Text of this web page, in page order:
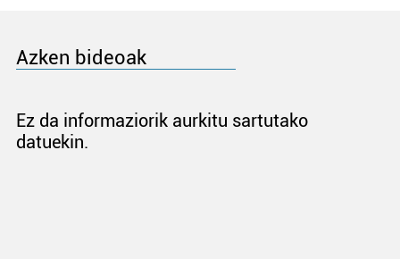
Azken bideoak
Ez da informaziorik aurkitu sartutako
datuekin.